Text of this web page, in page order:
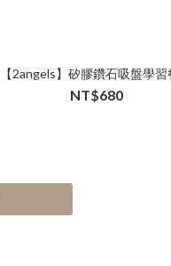
【2angels】矽膠鑽石吸盤學
NT$680